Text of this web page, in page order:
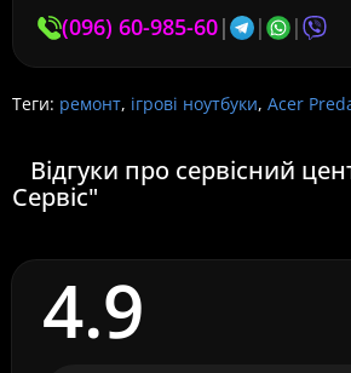
(096) 60-985-60| | |
Теги: ремонт, ігрові ноутбуки, Acer
Відгуки про сервісний
Сервіс"
4.9